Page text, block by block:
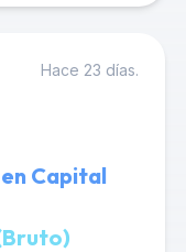
Hace 23 días.
Capital